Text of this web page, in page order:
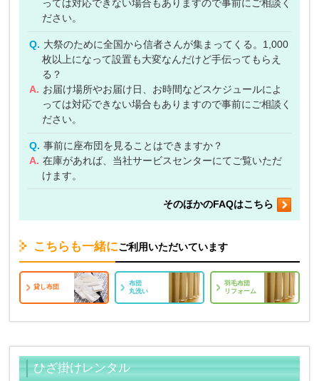
っては対応できない場合もありますので事前にご相談く
ださい。
Q. 大祭のために全国から信者さんが集まってくる。1,000
枚以上になって設置も大変なんだけど手伝ってもらえ
る？
A. お届け場所やお届け日、お時間などスケジュールによ
っては対応できない場合もありますので事前にご相談く
ださい。
Q. 事前に座布団を見ることはできますか？
A. 在庫があれば、当社サービスセンターにてご覧いただ
けます。
そのほかのFAQはこちら
こちらも一緒にご利用いただいています
貸し布団
布団
丸洗い
羽毛布団
リフォーム
ひざ掛けレンタル